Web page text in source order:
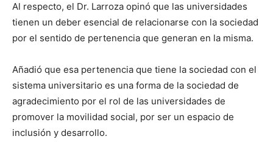
Al respecto, el Dr. Larroza opinó que las universidades
tienen un deber esencial de relacionarse con la sociedad
por el sentido de pertenencia que generan en la misma.
Añadió que esa pertenencia que tiene la sociedad con el
sistema universitario es una forma de la sociedad de
agradecimiento por el rol de las universidades de
promover la movilidad social, por ser un espacio de
inclusión y desarrollo.